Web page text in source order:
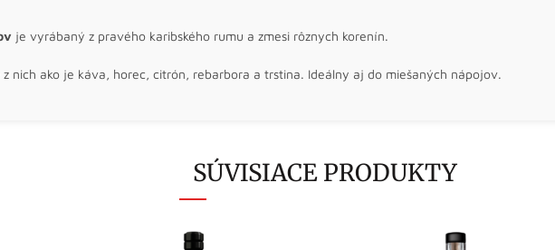
je vyrábaný z pravého karibského rumu a zmesi rôznych korenín.
nich ako je káva, horec, citrón, rebarbora a trstina. Ideálny aj do miešaných nápojov.
SÚVISIACE PRODUKTY